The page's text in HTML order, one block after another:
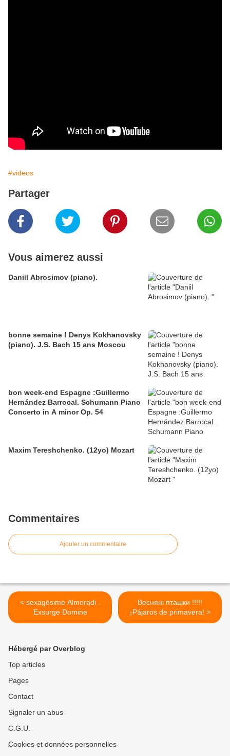
#videos
Partager
Vous aimerez aussi
Daniil Abrosimov (piano).
bonne semaine ! Denys Kokhanovsky
(piano). J.S. Bach 15 ans Moscou
bon week-end Espagne :Guillermo
Hernández Barrocal. Schumann Piano
Concerto in A minor Op. 54
Maxim Tereshchenko. (12yo) Mozart
Commentaires
Ajouter un commentaire
< sexagésime Almoradi .
Exsurge Domine
Весняні пташки !!!!!
¡Pájaros de primavera! >
Hébergé par Overblog
Top articles
Pages
Contact
Signaler un abus
C.G.U.
Cookies et données personnelles